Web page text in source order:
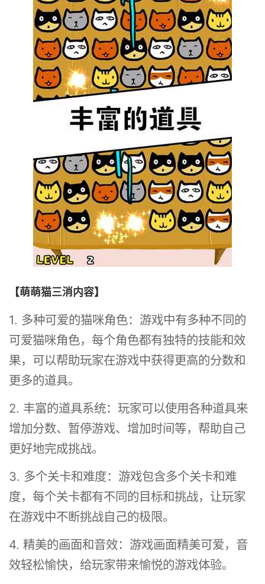
【萌萌猫三消内容】
1. 多种可爱的猫咪角色：游戏中有多种不同的
可爱猫咪角色，每个角色都有独特的技能和效
果，可以帮助玩家在游戏中获得更高的分数和
更多的道具。
2. 丰富的道具系统：玩家可以使用各种道具来
增加分数、暂停游戏、增加时间等，帮助自己
更好地完成挑战。
3. 多个关卡和难度：游戏包含多个关卡和难
度，每个关卡都有不同的目标和挑战，让玩家
在游戏中不断挑战自己的极限。
4. 精美的画面和音效：游戏画面精美可爱，音
效轻松愉快，给玩家带来愉悦的游戏体验。